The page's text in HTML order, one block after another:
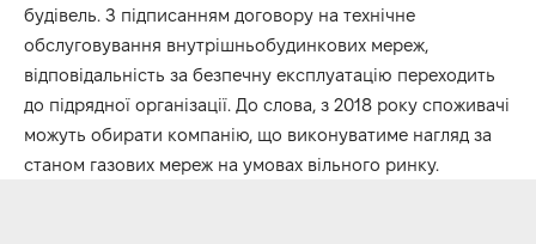
будівель. З підписанням договору на технічне
обслуговування внутрішньобудинкових мереж,
відповідальність за безпечну експлуатацію переходить
до підрядної організації. До слова, з 2018 року споживачі
можуть обирати компанію, що виконуватиме нагляд за
станом газових мереж на умовах вільного ринку.